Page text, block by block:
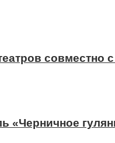
«Черничное